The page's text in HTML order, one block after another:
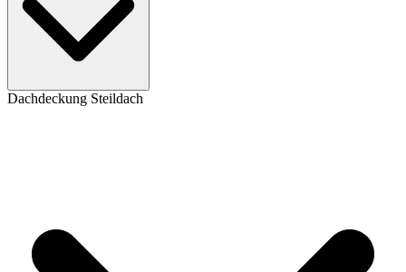
Dachdeckung Steildach